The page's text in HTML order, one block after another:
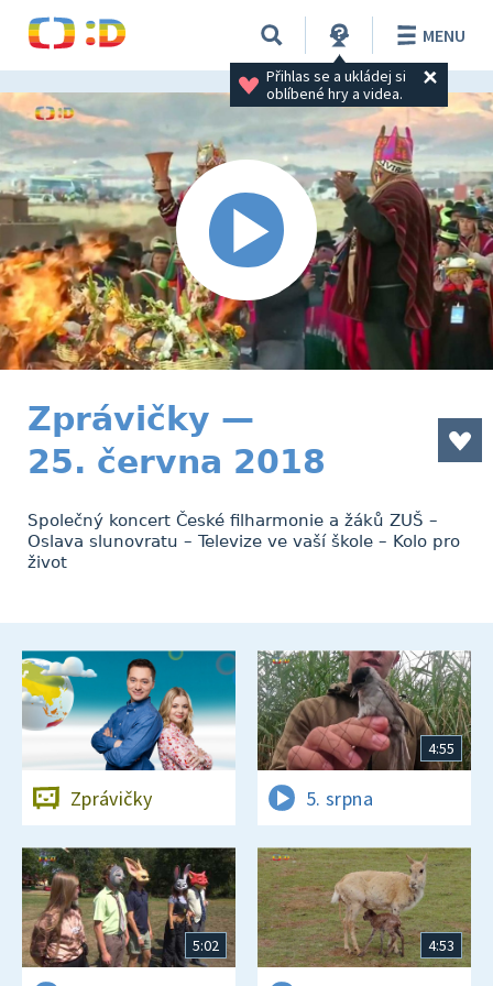
Přihlas se a ukládej si
oblíbené hry a videa.
MENU
Zprávičky —
25. června 2018
Společný koncert České filharmonie a žáků ZUŠ –
Oslava slunovratu – Televize ve vaší škole – Kolo pro
život
Zprávičky
4:55
5. srpna
5:02 4:53